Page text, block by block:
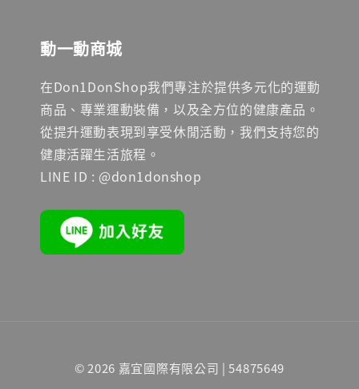
動一動商城
在Don1DonShop我們專注於提供多元化的運動
商品、專業運動裝備，以及全方位的健康產品。
從提升運動表現到享受休閒活動，我們支持您的
健康活躍生活旅程。
LINE ID : @don1donshop
© 2026 嘉宜國際有限公司 | 54875649